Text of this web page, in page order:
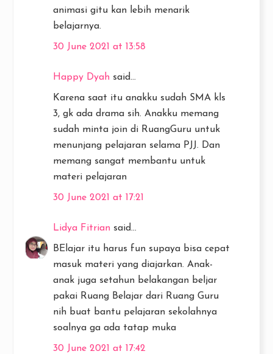
animasi gitu kan lebih menarik
belajarnya.
30 June 2021 at 13:58
Happy Dyah said...
Karena saat itu anakku sudah SMA kls
3, gk ada drama sih. Anakku memang
sudah minta join di RuangGuru untuk
menunjang pelajaran selama PJJ. Dan
memang sangat membantu untuk
materi pelajaran
30 June 2021 at 17:21
Lidya Fitrian said...
BElajar itu harus fun supaya bisa cepat
masuk materi yang diajarkan. Anak-
anak juga setahun belakangan beljar
pakai Ruang Belajar dari Ruang Guru
nih buat bantu pelajaran sekolahnya
soalnya ga ada tatap muka
30 June 2021 at 17:42